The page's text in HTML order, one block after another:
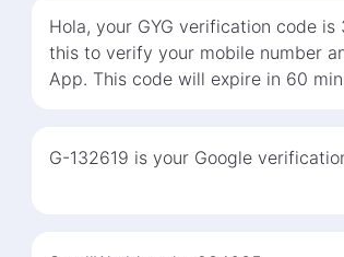
Hola, your GYG verification code is
this to verify your mobile number
App. This code will expire in 60
G-132619 is your Google